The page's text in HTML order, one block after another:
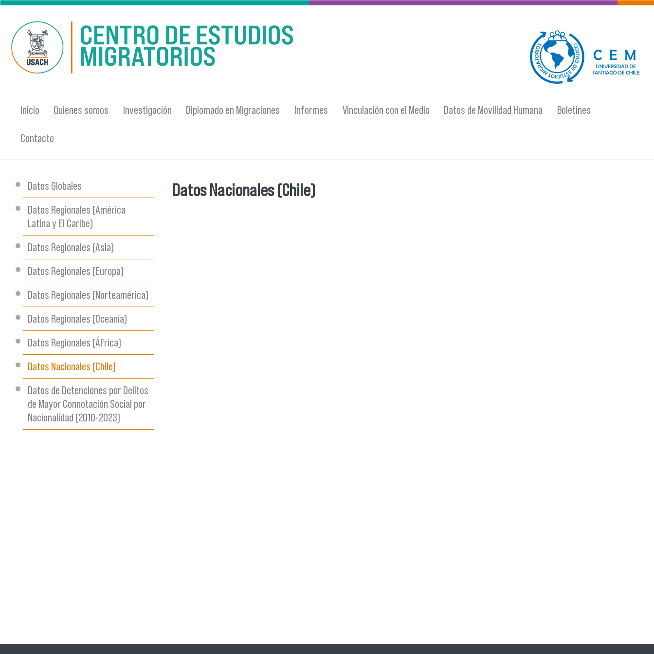
Pasar al contenido principal
logo-cem-final.jpg
Inicio Quienes somos Investigación Diplomado en Migraciones Informes Vinculación con el Medio Datos de Movilidad Humana Boletines
Contacto
Datos Globales
Datos Regionales (América
Latina y El Caribe)
Datos Regionales (Asia)
Datos Regionales (Europa)
Datos Regionales (Norteamérica)
Datos Regionales (Oceanía)
Datos Regionales (África)
Datos Nacionales (Chile)
Datos de Detenciones por Delitos
de Mayor Connotación Social por
Nacionalidad (2010-2023)
Se encuentra usted aquí
Datos Nacionales (Chile)